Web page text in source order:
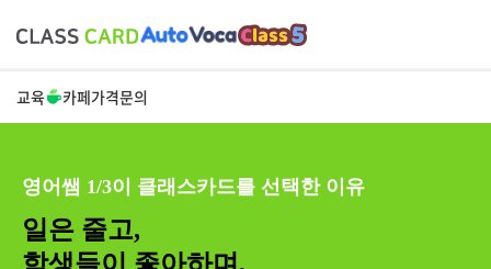
교육 카페가격문의
영어쌤 1/3이 클래스카드를 선택한 이유
일은 줄고,